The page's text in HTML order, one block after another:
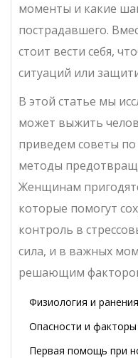
моменты и какие
пострадавшего.
стоит вести себя,
ситуаций или
В этой статье мы
может выжить
приведем советы
методы
Женщинам
которые помогут
контроль в
сила, и в важных
решающим
Физиология и
Опасности и факторы
Первая помощь при